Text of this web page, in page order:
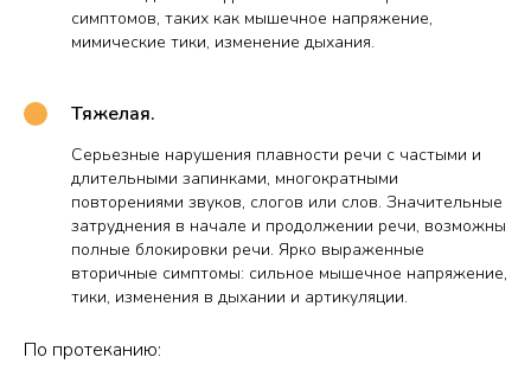
симптомов, таких как мышечное напряжение,
мимические тики, изменение дыхания.
Тяжелая.
Серьезные нарушения плавности речи с частыми и
длительными запинками, многократными
повторениями звуков, слогов или слов. Значительные
затруднения в начале и продолжении речи, возможны
полные блокировки речи. Ярко выраженные
вторичные симптомы: сильное мышечное напряжение,
тики, изменения в дыхании и артикуляции.
По протеканию: